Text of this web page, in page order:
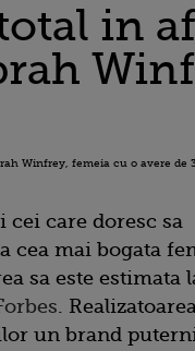
in
care doresc sa
cea mai bogata
sa este estimata
.
un brand